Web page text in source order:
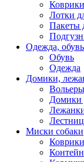
Коврики
Лотки
Пакеты
Одежда, обувь
Обувь
Одежда
Домики,
Домики
Миски собаки